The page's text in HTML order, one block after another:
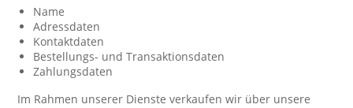
Name
Adressdaten
Kontaktdaten
Bestellungs- und Transaktionsdaten
Zahlungsdaten
Im Rahmen unserer Dienste verkaufen wir über unsere